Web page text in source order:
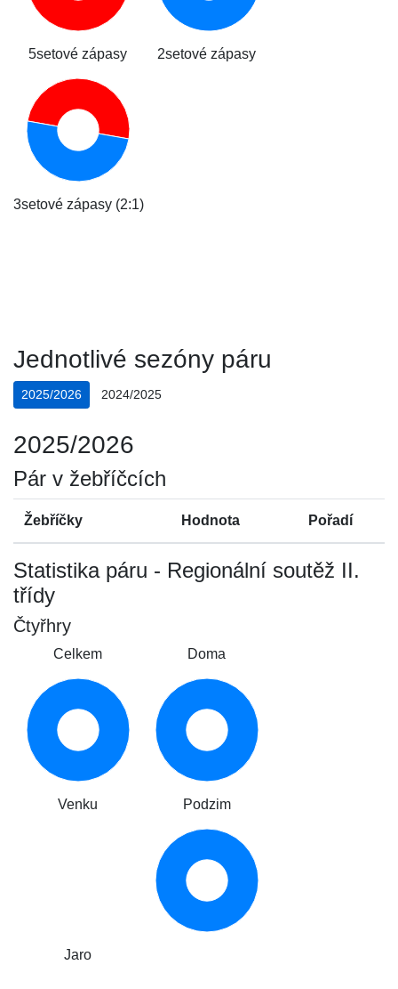
5setové zápasy 2setové zápasy
3setové zápasy (2:1)
Jednotlivé sezóny páru
2025/2026 2024/2025
2025/2026
Pár v žebříčcích
Žebříčky Hodnota Pořadí
Statistika páru - Regionální soutěž II.
třídy
Čtyřhry
Celkem Doma
Venku Podzim
Jaro